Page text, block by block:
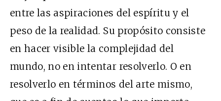
entre las aspiraciones del espíritu y el
peso de la realidad. Su propósito consiste
en hacer visible la complejidad del
mundo, no en intentar resolverlo. O en
resolverlo en términos del arte mismo,